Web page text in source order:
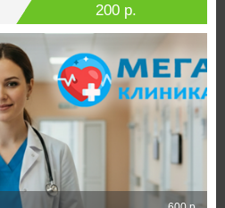
200 р.